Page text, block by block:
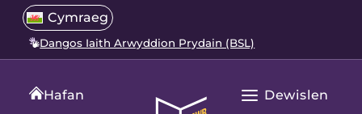
Neidio
cynnwys
Select
a
translation
Cymraeg
Open
language
menu
Dangos Iaith Arwyddion Prydain (BSL)
Hafan
Hafan
Agor
Dewislen